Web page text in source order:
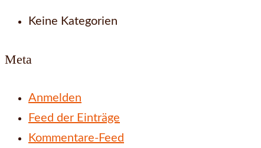
Keine Kategorien
Meta
Anmelden
Feed der Einträge
Kommentare-Feed